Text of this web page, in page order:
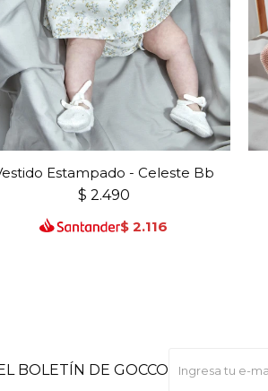
Estampado - Celeste Bb
$ 2.490
$ 2.116
BOLETÍN DE GOCCO